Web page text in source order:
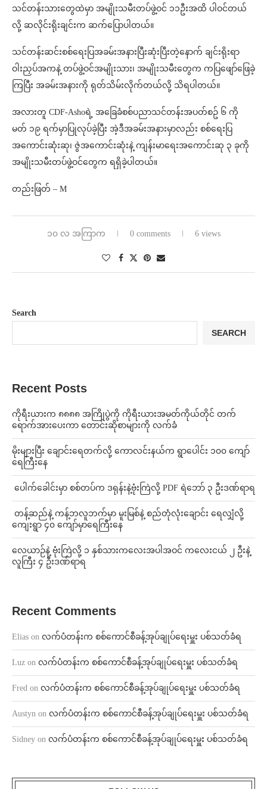
သင်တန်းသားတွေထဲမှာ အမျိုးသမီးတပ်ဖွဲ့ဝင် ၁၁ဦးအထိ ပါဝင်တယ်
လို့ ဆလိုင်းရိုးချင်းက ဆက်ပြောပါတယ်။
သင်တန်းဆင်းစစ်ရေးပြအခမ်းအနားပြီးဆုံးပြီးတဲ့နောက် ချင်းရိုးရာ
ဝါးညှပ်အကနဲ့ တပ်ဖွဲ့ဝင်အမျိုးသား၊ အမျိုးသမီးတွေက ကပြဖျော်ဖြေခဲ့
ကြပြီး အခမ်းအနားကို ရုတ်သိမ်းလိုက်တယ်လို့ သိရပါတယ်။
အလားတူ CDF-Ashoရဲ့ အခြေခံစစ်ပညာသင်တန်းအပတ်စဥ် ၆ ကို
မတ် ၁၉ ရက်မှာပြုလုပ်ခဲ့ပြီး အဲ့ဒီအခမ်းအနားမှာလည်း စစ်ရေးပြ
အကောင်းဆုံးဆု၊ ဇွဲအကောင်းဆုံးနဲ့ ကျန်းမာရေးအကောင်းဆု ၃ ခုကို
အမျိုးသမီးတပ်ဖွဲ့ဝင်တွေက ရရှိခဲ့ပါတယ်။
တည်းဖြတ် – M
၁၀ လ အကြာက 0 comments 6 views
Search
SEARCH
Recent Posts
ကိုရီးယားက ၈၈၈၈ အကြိုပွဲကို ကိုရီးယားအမတ်ကိုယ်တိုင် တက်
ရောက်အားပေးကာ တောင်းဆိုစာများကို လက်ခံ
⁨မိုးများပြီး ချောင်းရေတက်လို့ ကောလင်းနယ်က ရွာပေါင်း ၁၀၀ ကျော်
ရေကြီးနေ
⁩ ⁨ပေါက်ခေါင်းမှာ စစ်တပ်က ဒရုန်းနဲ့ဗုံးကြဲလို့ PDF ရဲဘော် ၃ ဦးဒဏ်ရာရ
⁩ ⁨တန့်ဆည်နဲ့ ကန့်ဘလူဘက်မှာ မူးမြစ်နဲ့ စည်တုံလုံးချောင်း ရေလျှံလို့
ကျေးရွာ ၄၀ ကျော်မှာရေကြီးနေ
⁨လေယာဉ်နဲ့ ဗုံးကြဲလို့ ၁ နှစ်သားကလေးအပါအဝင် ကလေးငယ် ၂ ဦးနဲ့
လူကြီး ၄ ဦးဒဏ်ရာရ
Recent Comments
Elias on လက်ပံတန်းက စစ်ကောင်စီခန့်အုပ်ချုပ်ရေးမှူး ပစ်သတ်ခံရ
Luz on လက်ပံတန်းက စစ်ကောင်စီခန့်အုပ်ချုပ်ရေးမှူး ပစ်သတ်ခံရ
Fred on လက်ပံတန်းက စစ်ကောင်စီခန့်အုပ်ချုပ်ရေးမှူး ပစ်သတ်ခံရ
Austyn on လက်ပံတန်းက စစ်ကောင်စီခန့်အုပ်ချုပ်ရေးမှူး ပစ်သတ်ခံရ
Sidney on လက်ပံတန်းက စစ်ကောင်စီခန့်အုပ်ချုပ်ရေးမှူး ပစ်သတ်ခံရ